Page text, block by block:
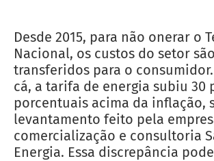
Desde 2015, para não onerar o
Nacional, os custos do setor são
transferidos para o
cá, a tarifa de energia subiu 30
porcentuais acima da inflação,
levantamento feito pela
comercialização e consultoria
Energia. Essa discrepância